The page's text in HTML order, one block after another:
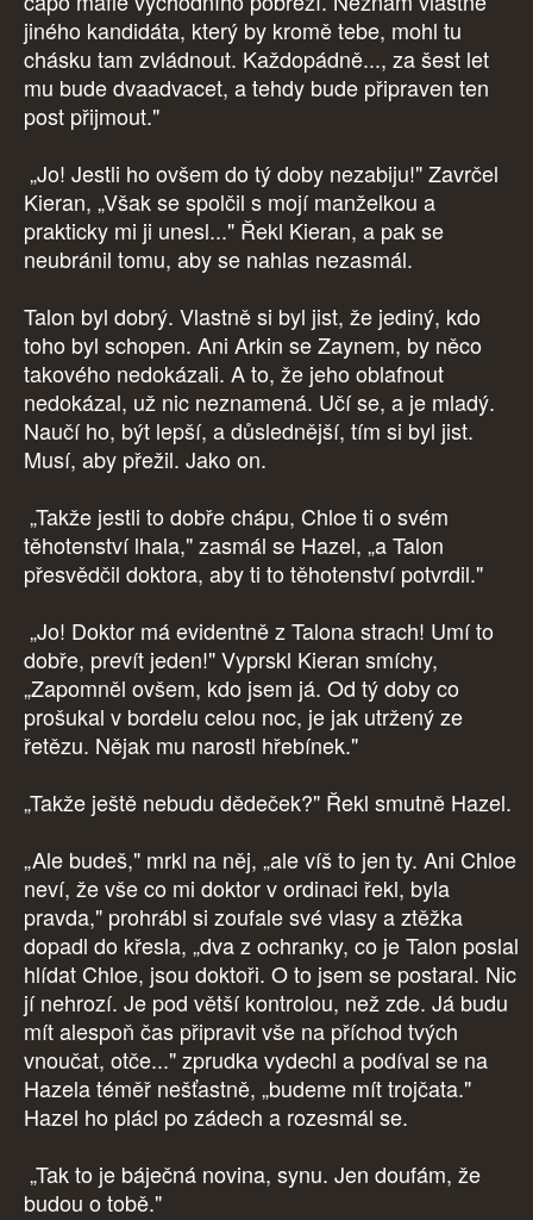
jiného kandidáta, který by kromě tebe, mohl tu
chásku tam zvládnout. Každopádně..., za šest let
mu bude dvaadvacet, a tehdy bude připraven ten
post přijmout."
„Jo! Jestli ho ovšem do tý doby nezabiju!" Zavrčel
Kieran, „Však se spolčil s mojí manželkou a
prakticky mi ji unesl..." Řekl Kieran, a pak se
neubránil tomu, aby se nahlas nezasmál.
Talon byl dobrý. Vlastně si byl jist, že jediný, kdo
toho byl schopen. Ani Arkin se Zaynem, by něco
takového nedokázali. A to, že jeho oblafnout
nedokázal, už nic neznamená. Učí se, a je mladý.
Naučí ho, být lepší, a důslednější, tím si byl jist.
Musí, aby přežil. Jako on.
„Takže jestli to dobře chápu, Chloe ti o svém
těhotenství lhala," zasmál se Hazel, „a Talon
přesvědčil doktora, aby ti to těhotenství potvrdil."
„Jo! Doktor má evidentně z Talona strach! Umí to
dobře, prevít jeden!" Vyprskl Kieran smíchy,
„Zapomněl ovšem, kdo jsem já. Od tý doby co
prošukal v bordelu celou noc, je jak utržený ze
řetězu. Nějak mu narostl hřebínek."
„Takže ještě nebudu dědeček?" Řekl smutně Hazel.
„Ale budeš," mrkl na něj, „ale víš to jen ty. Ani Chloe
neví, že vše co mi doktor v ordinaci řekl, byla
pravda," prohrábl si zoufale své vlasy a ztěžka
dopadl do křesla, „dva z ochranky, co je Talon poslal
hlídat Chloe, jsou doktoři. O to jsem se postaral. Nic
jí nehrozí. Je pod větší kontrolou, než zde. Já budu
mít alespoň čas připravit vše na příchod tvých
vnoučat, otče..." zprudka vydechl a podíval se na
Hazela téměř nešťastně, „budeme mít trojčata."
Hazel ho plácl po zádech a rozesmál se.
„Tak to je báječná novina, synu. Jen doufám, že
budou o tobě."